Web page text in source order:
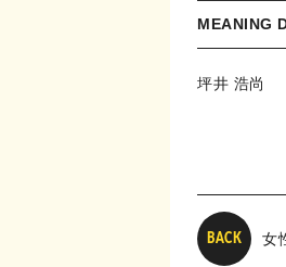
MEANING
坪井 浩尚
BACK 女